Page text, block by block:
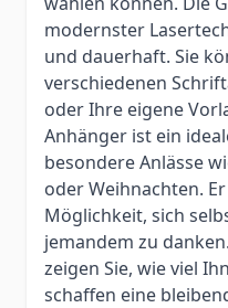
modernster
und dauerhaft. Sie
verschiedenen
oder Ihre eigene
Anhänger ist ein
besondere Anlässe
oder Weihnachten.
Möglichkeit, sich
jemandem zu
zeigen Sie, wie viel
schaffen eine